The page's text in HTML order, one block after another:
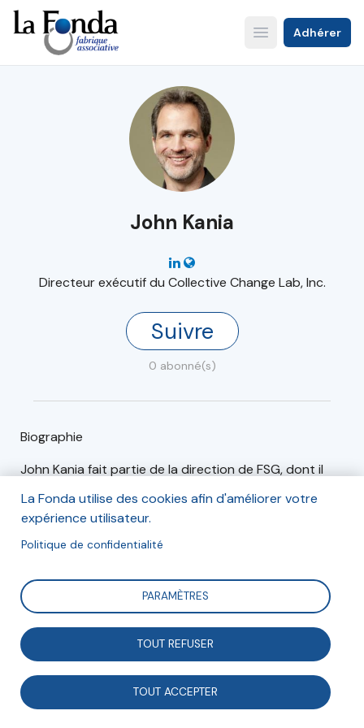
Aller
au
contenu
principal
Open main menu
Adhérer
John Kania
Directeur exécutif du Collective Change Lab, Inc.
Suivre
0 abonné(s)
Biographie
John Kania fait partie de la direction de FSG, dont il
FSG, il a été consultant chez Mercer Management and
Consulting et Corporate Decisions Inc.
Articles (1) Événements (0)
Gouvernance
La Fonda utilise des cookies afin d'améliorer votre
expérience utilisateur.
Politique de confidentialité
PARAMÈTRES
TOUT REFUSER
TOUT ACCEPTER